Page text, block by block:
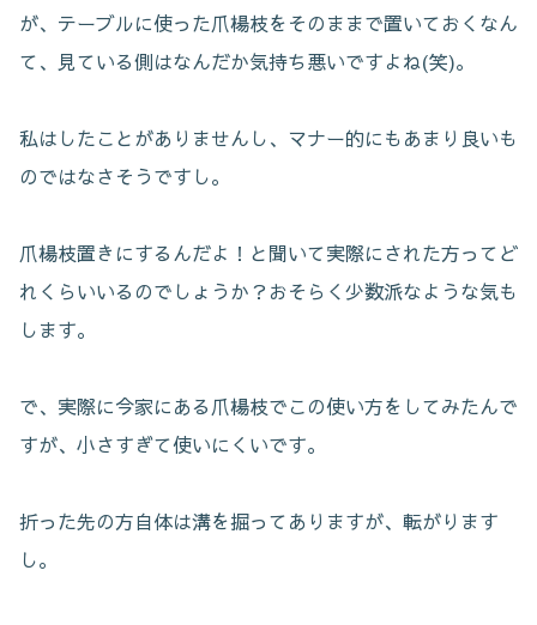
が、テーブルに使った爪楊枝をそのままで置いておくなん
て、見ている側はなんだか気持ち悪いですよね(笑)。
私はしたことがありませんし、マナー的にもあまり良いも
のではなさそうですし。
爪楊枝置きにするんだよ！と聞いて実際にされた方ってど
れくらいいるのでしょうか？おそらく少数派なような気も
します。
で、実際に今家にある爪楊枝でこの使い方をしてみたんで
すが、小さすぎて使いにくいです。
折った先の方自体は溝を掘ってありますが、転がります
し。